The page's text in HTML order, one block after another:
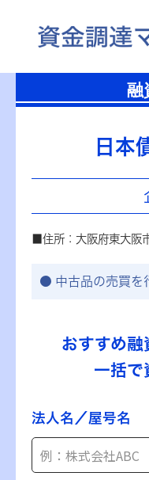
融
日本
■住所：大阪府東大阪
中古品の売買を
おすすめ融
一括で
法人名／屋号名